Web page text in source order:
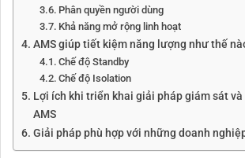
Phân quyền người dùng
Khả năng mở rộng linh hoạt
AMS giúp tiết kiệm năng lượng như thế
Chế độ Standby
Chế độ Isolation
Lợi ích khi triển khai giải pháp giám sát và
AMS
Giải pháp phù hợp với những doanh